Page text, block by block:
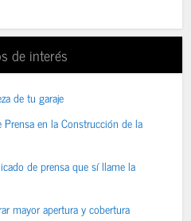
de interés
de tu garaje
en la Construcción de la
de prensa que sí llame la
mayor apertura y cobertura